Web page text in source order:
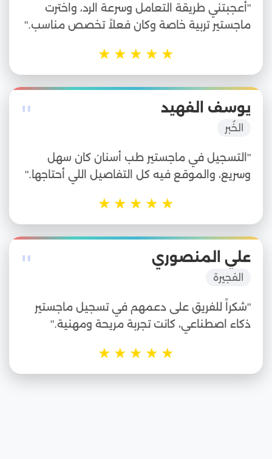
"أعجبتني طريقة التعامل وسرعة الرد، واخترت
ماجستير تربية خاصة وكان فعلاً تخصص مناسب."
★
★
★
★
★
" يوسف الفهيد
الخُبر
"التسجيل في ماجستير طب أسنان كان سهل
وسريع، والموقع فيه كل التفاصيل اللي أحتاجها."
★
★
★
★
★
" علي المنصوري
الفجيرة
"شكراً للفريق على دعمهم في تسجيل ماجستير
ذكاء اصطناعي، كانت تجربة مريحة ومهنية."
★
★
★
★
★